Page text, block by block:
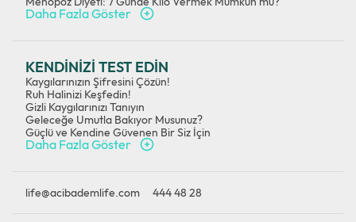
Daha Fazla Göster
KENDİNİZİ TEST EDİN
Kaygılarınızın Şifresini Çözün!
Ruh Halinizi Keşfedin!
Gizli Kaygılarınızı Tanıyın
Geleceğe Umutla Bakıyor Musunuz?
Güçlü ve Kendine Güvenen Bir Siz İçin
Daha Fazla Göster
life@acibademlife.com 444 48 28